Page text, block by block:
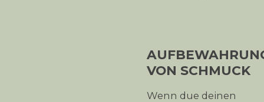
VON SCHMUCK
Wenn due deinen